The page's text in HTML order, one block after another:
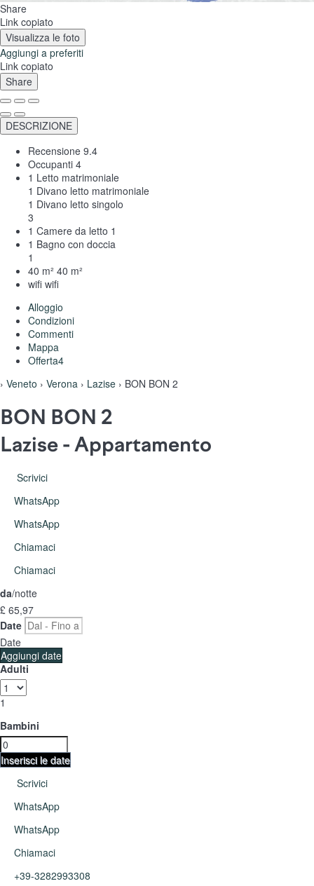
Share
Link copiato
Visualizza le foto
Aggiungi a preferiti
Link copiato
Share
DESCRIZIONE
Recensione 9.4
Occupanti 4
1 Letto matrimoniale
1 Divano letto matrimoniale
1 Divano letto singolo
3
1 Camere da letto 1
1 Bagno con doccia
1
40 m² 40 m²
wifi wifi
Alloggio
Condizioni
Commenti
Mappa
Offerta4
› Veneto › Verona › Lazise › BON BON 2
BON BON 2
Lazise - Appartamento
Scrivici
WhatsApp
WhatsApp
Chiamaci
Chiamaci
da/notte
£ 65,97
Date
Date
Aggiungi date
Adulti
1
Bambini
Inserisci le date
Scrivici
WhatsApp
WhatsApp
Chiamaci
+39-3282993308